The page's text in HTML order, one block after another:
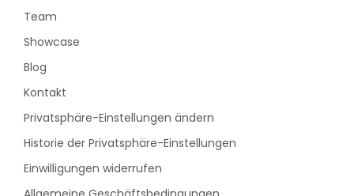
Team
Showcase
Blog
Kontakt
Privatsphäre-Einstellungen ändern
Historie der Privatsphäre-Einstellungen
Einwilligungen widerrufen